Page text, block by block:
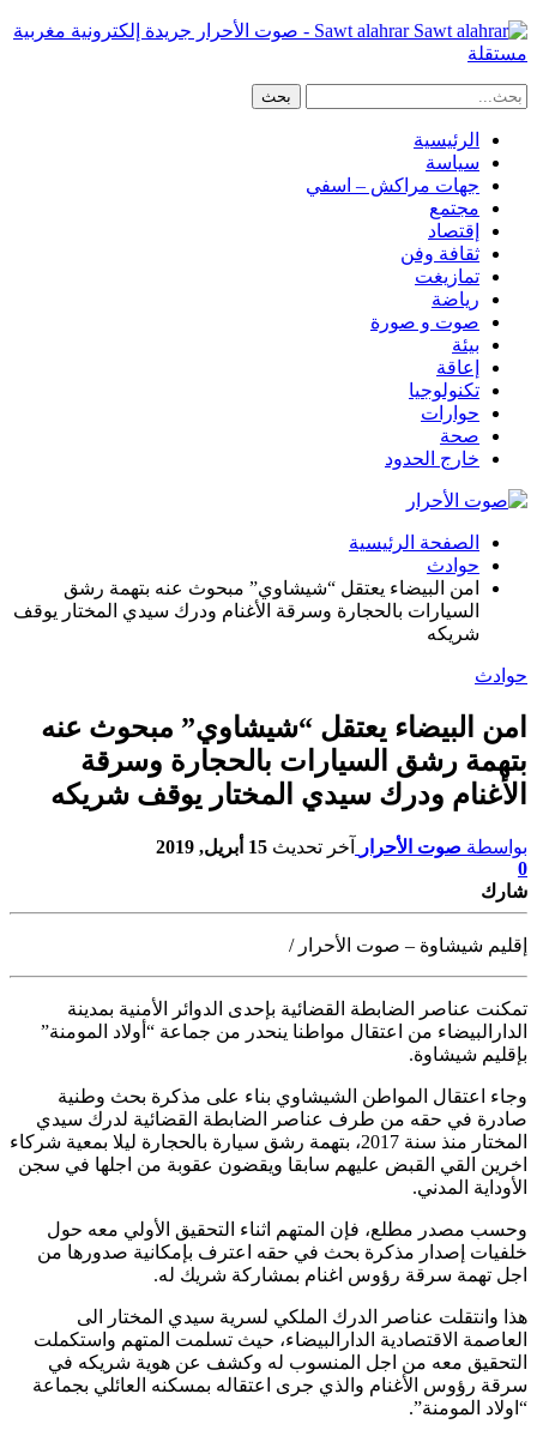
Sawt alahrar - صوت الأحرار جريدة إلكترونية مغربية
مستقلة
الرئيسية
سياسة
جهات مراكش – اسفي
مجتمع
إقتصاد
ثقافة وفن
تمازيغت
رياضة
صوت و صورة
بيئة
إعاقة
تكنولوجيا
حوارات
صحة
خارج الحدود
الصفحة الرئيسية
حوادث
امن البيضاء يعتقل “شيشاوي” مبحوث عنه بتهمة رشق
السيارات بالحجارة وسرقة الأغنام ودرك سيدي المختار يوقف
شريكه
حوادث
امن البيضاء يعتقل “شيشاوي” مبحوث عنه
بتهمة رشق السيارات بالحجارة وسرقة
الأغنام ودرك سيدي المختار يوقف شريكه
بواسطة صوت الأحرار آخر تحديث 15 أبريل, 2019
0
شارك
إقليم شيشاوة – صوت الأحرار /
تمكنت عناصر الضابطة القضائية بإحدى الدوائر الأمنية بمدينة
الدارالبيضاء من اعتقال مواطنا ينحدر من جماعة “أولاد المومنة”
بإقليم شيشاوة.
وجاء اعتقال المواطن الشيشاوي بناء على مذكرة بحث وطنية
صادرة في حقه من طرف عناصر الضابطة القضائية لدرك سيدي
المختار منذ سنة 2017، بتهمة رشق سيارة بالحجارة ليلا بمعية شركاء
اخرين القي القبض عليهم سابقا ويقضون عقوبة من اجلها في سجن
الأوداية المدني.
وحسب مصدر مطلع، فإن المتهم اثناء التحقيق الأولي معه حول
خلفيات إصدار مذكرة بحث في حقه اعترف بإمكانية صدورها من
اجل تهمة سرقة رؤوس اغنام بمشاركة شريك له.
هذا وانتقلت عناصر الدرك الملكي لسرية سيدي المختار الى
العاصمة الاقتصادية الدارالبيضاء، حيث تسلمت المتهم واستكملت
التحقيق معه من اجل المنسوب له وكشف عن هوية شريكه في
سرقة رؤوس الأغنام والذي جرى اعتقاله بمسكنه العائلي بجماعة
“اولاد المومنة”.